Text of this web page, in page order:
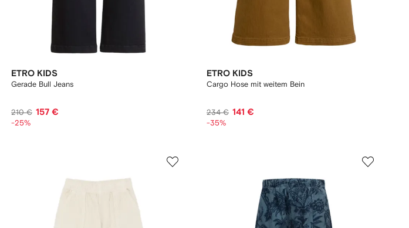
ETRO KIDS
Gerade Bull Jeans
210 € 157 €
-25%
ETRO KIDS
Cargo Hose mit weitem Bein
234 € 141 €
-35%